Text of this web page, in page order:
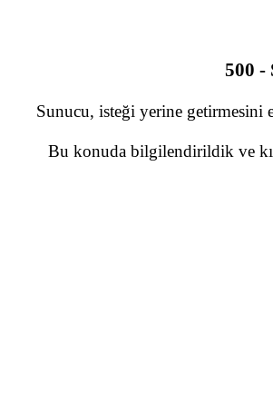
500 -
Sunucu, isteği yerine getirmesini
Bu konuda bilgilendirildik ve